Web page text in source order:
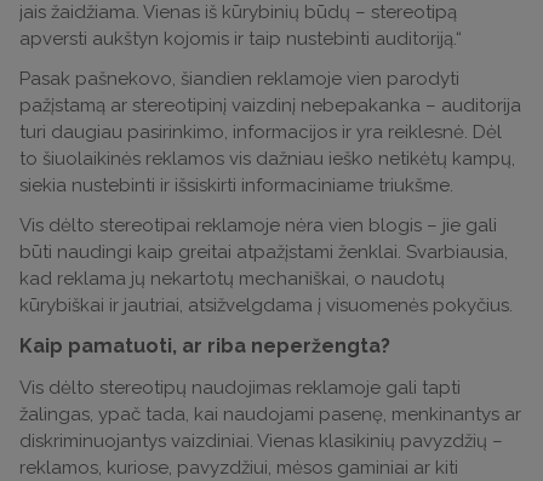
jais žaidžiama. Vienas iš kūrybinių būdų – stereotipą
apversti aukštyn kojomis ir taip nustebinti auditoriją.“
Pasak pašnekovo, šiandien reklamoje vien parodyti
pažįstamą ar stereotipinį vaizdinį nebepakanka – auditorija
turi daugiau pasirinkimo, informacijos ir yra reiklesnė. Dėl
to šiuolaikinės reklamos vis dažniau ieško netikėtų kampų,
siekia nustebinti ir išsiskirti informaciniame triukšme.
Vis dėlto stereotipai reklamoje nėra vien blogis – jie gali
būti naudingi kaip greitai atpažįstami ženklai. Svarbiausia,
kad reklama jų nekartotų mechaniškai, o naudotų
kūrybiškai ir jautriai, atsižvelgdama į visuomenės pokyčius.
Kaip pamatuoti, ar riba neperžengta?
Vis dėlto stereotipų naudojimas reklamoje gali tapti
žalingas, ypač tada, kai naudojami pasenę, menkinantys ar
diskriminuojantys vaizdiniai. Vienas klasikinių pavyzdžių –
reklamos, kuriose, pavyzdžiui, mėsos gaminiai ar kiti